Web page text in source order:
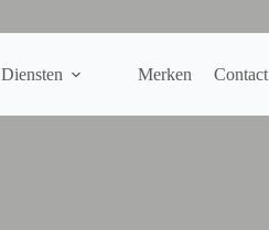
Diensten Merken Contact